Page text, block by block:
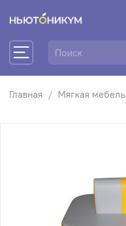
Главная Мягкая мебель